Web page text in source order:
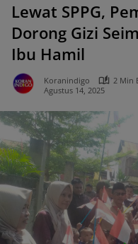
Lewat SPPG,
Dorong Gizi
Ibu Hamil
Koranindigo
2 Min
Agustus 14, 2025